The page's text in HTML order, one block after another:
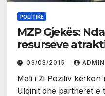
POLITIKË
MZP Gjekës:
resurseve
03/03/2015 ADMINI
Mali i Zi Pozitiv kërkon
Ulqinit dhe partnerët e